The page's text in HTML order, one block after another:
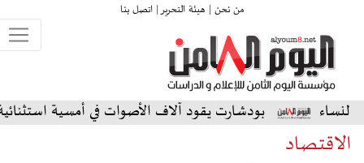
من نحن | هيئة التحرير |اتصل بنا
بودشارت يقود آلاف الأصوات في أمسية استثنائية على المسرح
الاقتصاد